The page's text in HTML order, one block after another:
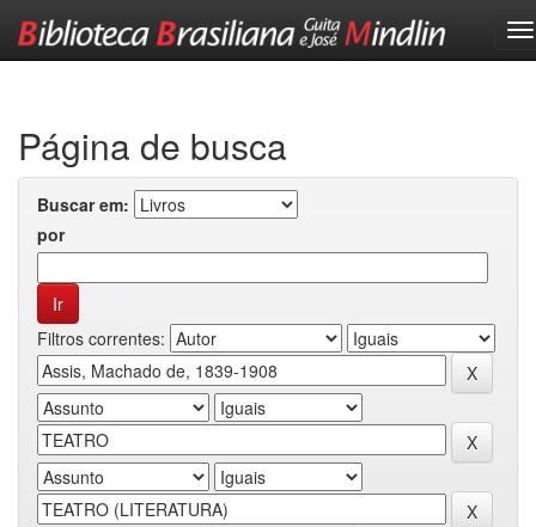
Página de busca
Buscar em:
por
Filtros correntes: